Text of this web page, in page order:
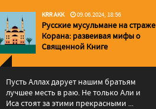
KRR AKK 09.06.2024, 18:56
Русские мусульмане на страже
Корана: pазвеивая мифы о
Священной Книге
Пусть Аллах дарует нашим братьям
лучшее месть в раю. Не только Али и
Иса стоят за этими прекрасными ...